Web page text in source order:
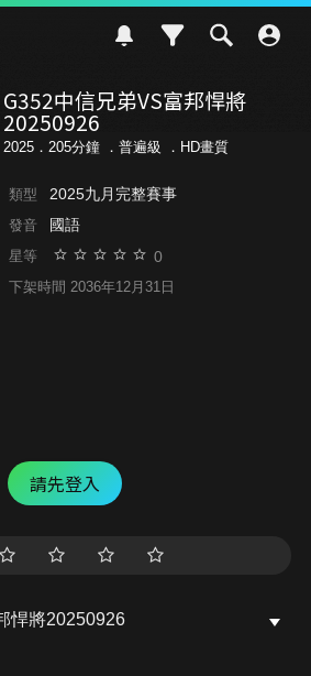
G352中信兄弟VS富邦悍將
20250926
2025．205分鐘 ． 普遍級 ．HD畫質
類型 2025九月完整賽事
發音 國語
星等 0
下架時間 2036年12月31日
請先登入
悍將20250926